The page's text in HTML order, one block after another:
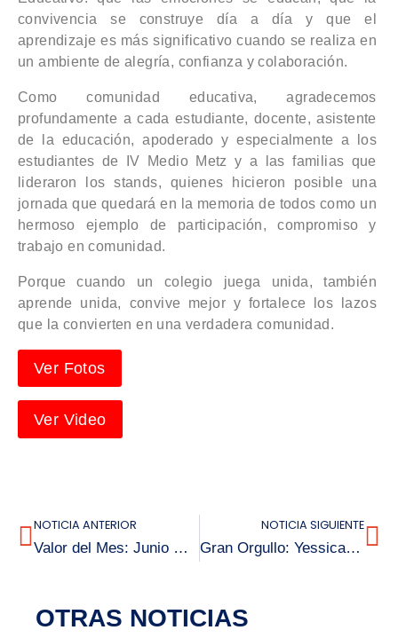
convivencia se construye día a día y que el
aprendizaje es más significativo cuando se realiza en
un ambiente de alegría, confianza y colaboración.
Como comunidad educativa, agradecemos
profundamente a cada estudiante, docente, asistente
de la educación, apoderado y especialmente a los
estudiantes de IV Medio Metz y a las familias que
lideraron los stands, quienes hicieron posible una
jornada que quedará en la memoria de todos como un
hermoso ejemplo de participación, compromiso y
trabajo en comunidad.
Porque cuando un colegio juega unida, también
aprende unida, convive mejor y fortalece los lazos
que la convierten en una verdadera comunidad.
Ver Fotos
Ver Video
NOTICIA ANTERIOR
Valor del Mes: Junio Nos Invita a Vivir Con Honestidad
NOTICIA SIGUIENTE
Gran Orgullo: Yessica Mellado Gana Concurso Regional de SENAPRED en Gestión Del Riesgo
OTRAS NOTICIAS